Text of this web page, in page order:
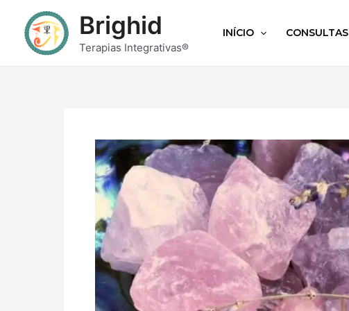
Brighid
Terapias Integrativas®
INÍCIO CONSULTAS